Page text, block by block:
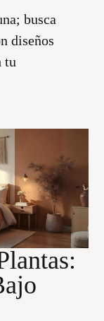
busca
diseños
tu